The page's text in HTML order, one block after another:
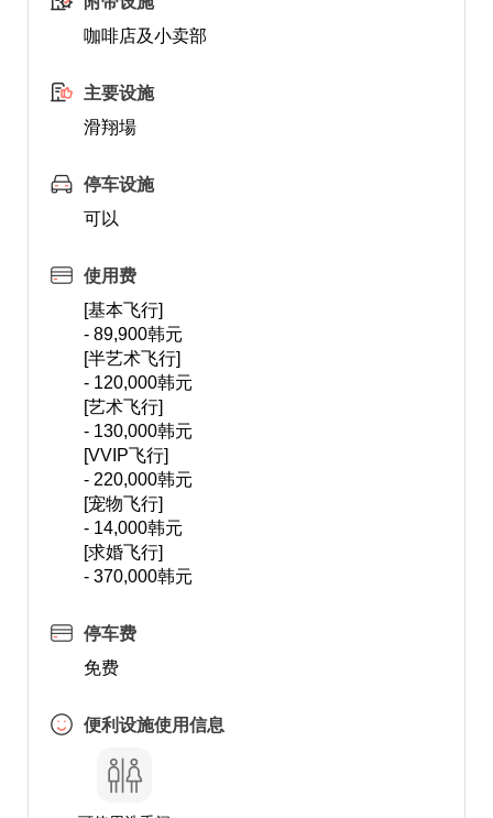
咖啡店及小卖部
主要设施
滑翔場
停车设施
可以
使用费
[基本飞行]
- 89,900韩元
[半艺术飞行]
- 120,000韩元
[艺术飞行]
- 130,000韩元
[VVIP飞行]
- 220,000韩元
[宠物飞行]
- 14,000韩元
[求婚飞行]
- 370,000韩元
停车费
免费
便利设施使用信息